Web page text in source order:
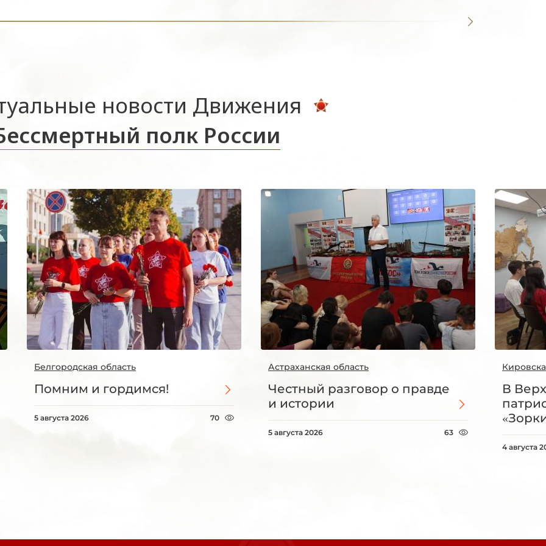
новости Движения
полк России
Белгородская область
Помним и гордимся!
5 августа 2026 70
Астраханская область
Честный разговор о правде
и истории
5 августа 2026 63
В
4 августа